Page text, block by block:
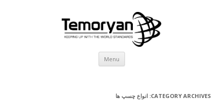
Menu
CATEGORY ARCHIVES: انواع چسپ ها